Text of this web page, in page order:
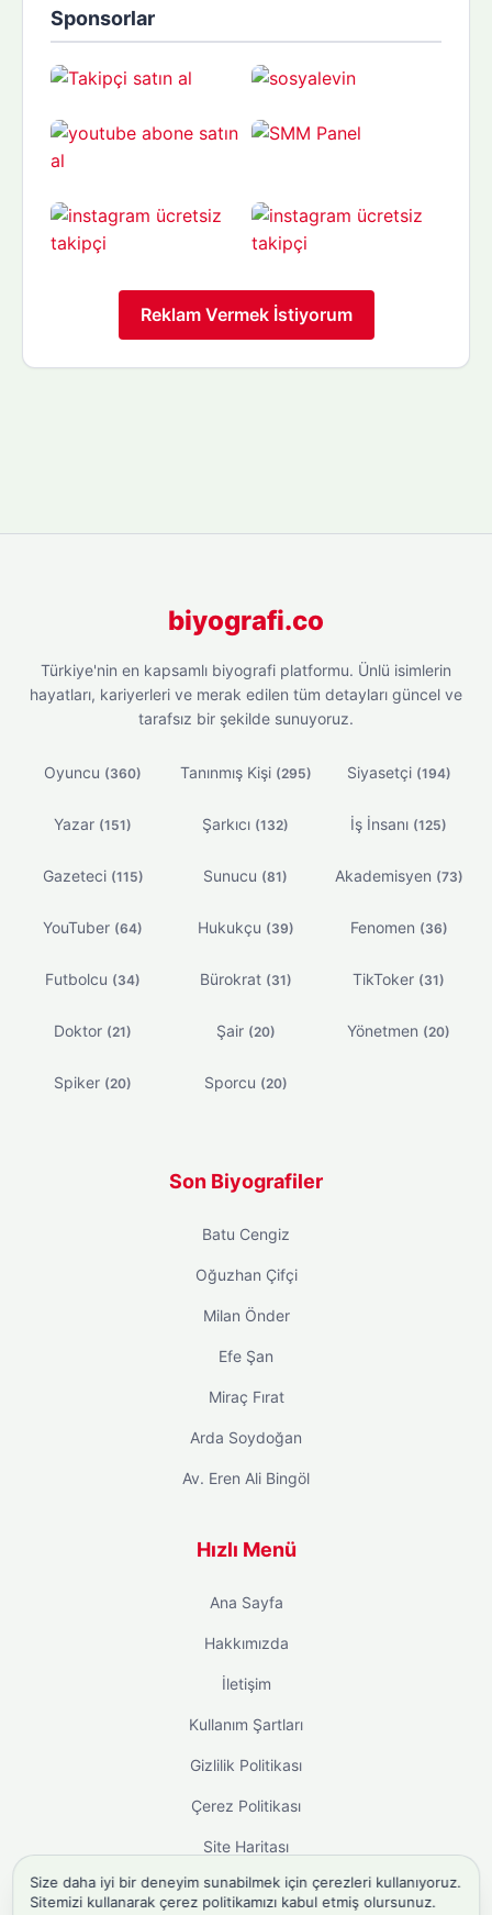
Sponsorlar
Reklam Vermek İstiyorum
biyografi.co
Türkiye'nin en kapsamlı biyografi platformu. Ünlü isimlerin
hayatları, kariyerleri ve merak edilen tüm detayları güncel ve
tarafsız bir şekilde sunuyoruz.
Oyuncu (360) Tanınmış Kişi (295) Siyasetçi (194)
Yazar (151) Şarkıcı (132) İş İnsanı (125)
Gazeteci (115) Sunucu (81) Akademisyen (73)
YouTuber (64) Hukukçu (39) Fenomen (36)
Futbolcu (34) Bürokrat (31) TikToker (31)
Doktor (21) Şair (20) Yönetmen (20)
Spiker (20) Sporcu (20)
Son Biyografiler
Batu Cengiz
Oğuzhan Çifçi
Milan Önder
Efe Şan
Miraç Fırat
Arda Soydoğan
Av. Eren Ali Bingöl
Hızlı Menü
Ana Sayfa
Hakkımızda
İletişim
Kullanım Şartları
Gizlilik Politikası
Çerez Politikası
Site Haritası
Size daha iyi bir deneyim sunabilmek için çerezleri kullanıyoruz.
Sitemizi kullanarak çerez politikamızı kabul etmiş olursunuz.